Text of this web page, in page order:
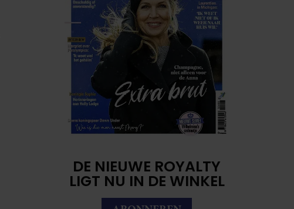
DE NIEUWE ROYALTY
LIGT NU IN DE WINKEL